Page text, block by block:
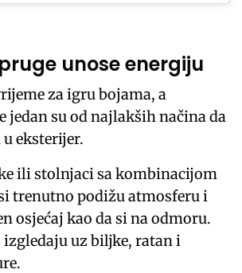
unose energiju
za igru bojama, a
jedan su od najlakših načina da
eksterijer.
ili stolnjaci sa kombinacijom
trenutno podižu atmosferu i
osjećaj kao da si na odmoru.
izgledaju uz biljke, ratan i